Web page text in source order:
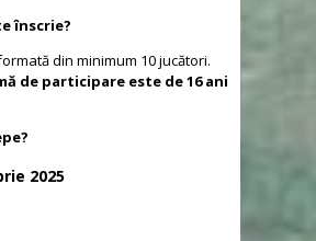
înscrie?
din minimum 10 jucători.
de participare este de 16 ani
2025